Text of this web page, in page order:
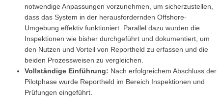
notwendige Anpassungen vorzunehmen, um sicherzustellen,
dass das System in der herausfordernden Offshore-
Umgebung effektiv funktioniert. Parallel dazu wurden die
Inspektionen wie bisher durchgeführt und dokumentiert, um
den Nutzen und Vorteil von Reportheld zu erfassen und die
beiden Prozessweisen zu vergleichen.
Vollständige Einführung: Nach erfolgreichem Abschluss der
Pilotphase wurde Reportheld im Bereich Inspektionen und
Prüfungen eingeführt.